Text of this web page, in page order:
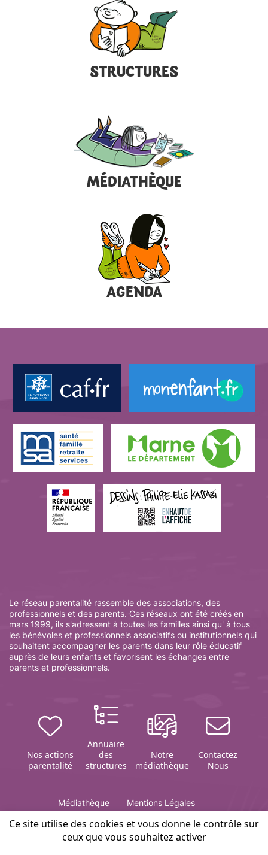
STRUCTURES
MÉDIATHÈQUE
AGENDA
Le réseau parentalité rassemble des associations, des
professionnels et des parents. Ces réseaux ont été créés en
mars 1999, ils s'adressent à toutes les familles ainsi qu' à tous
les bénévoles et professionnels associatifs ou institutionnels qui
souhaitent accompagner les parents dans leur rôle éducatif
auprès de leurs enfants et favorisent les échanges entre
parents et professionnels.
Nos actions
parentalité
Annuaire
des
structures
Notre
médiathèque
Contactez
Nous
Médiathèque
Mentions Légales
Editeur du site Infosparents 51 :association ARETAF
Ce site utilise des cookies et vous donne le contrôle sur
ceux que vous souhaitez activer